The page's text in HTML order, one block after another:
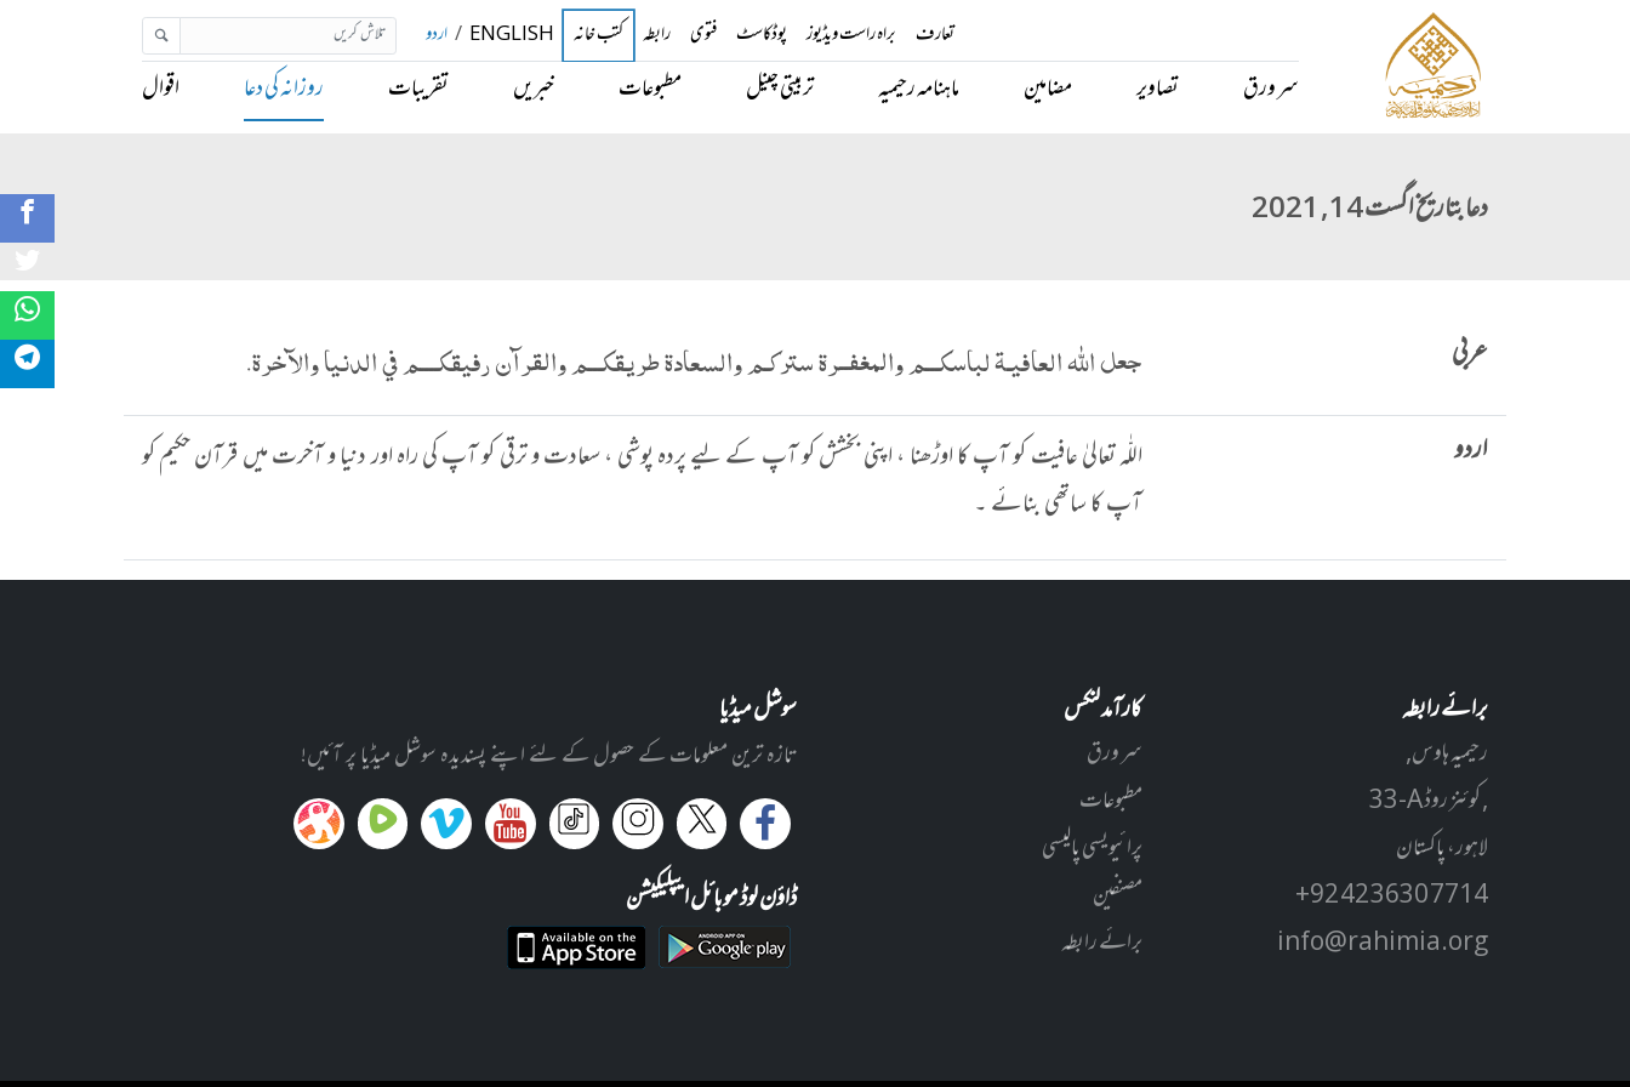
تعارف براہ راست ویڈیوز پوڈکاسٹ فتوی رابطہ کتب خانہ ENGLISH
/ اردو
سر ورق تصاویر مضامین ماہنامہ رحیمیہ تربیتی چینل مطبوعات خبریں تقریبات روزانہ کی دعا اقوال
دعا بتاریخ اگست 14, 2021
عربی جعل الله العافيـة لباسكـــم والمغفــرة ستركـم والسعادة طريقكـــم والقرآن رفيقكــــم في الدنيا والآخرة.
اردو
اللّٰہ تعالیٰ عافیت کو آپ کا اوڑھنا ، اپنی بخشش کو آپ کے لیے پردہ پوشی ، سعادت و ترقی کو آپ کی راہ اور دنیا و آخرت میں قرآن حکیم کو
آپ کا ساتھی بنائے ۔
برائے رابطہ
رحیمیہ ہاوس,
33-A کوئنز روڈ ,
لاہور، پاکستان
+92 42 3630 7714
info@rahimia.org
کارآمد لنکس
سر ورق
مطبوعات
پرائیویسی پالیسی
مصنفین
برائے رابطہ
سوشل میڈیا
تازہ ترین معلومات کے حصول کے لئے اپنے پسندیدہ سوشل میڈیا پر آئیں!
ڈاؤن لوڈ موبائل ایپلیکیشن